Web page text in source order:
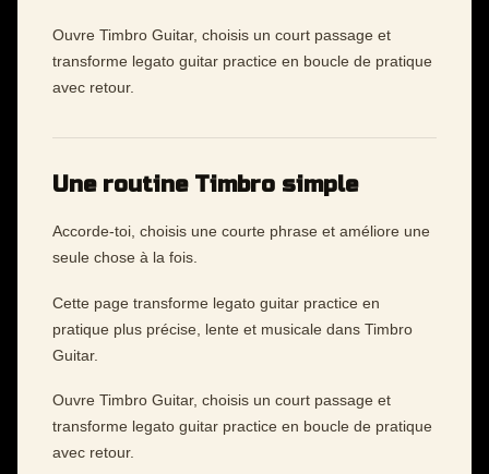
Ouvre Timbro Guitar, choisis un court passage et
transforme legato guitar practice en boucle de pratique
avec retour.
Une routine Timbro simple
Accorde-toi, choisis une courte phrase et améliore une
seule chose à la fois.
Cette page transforme legato guitar practice en
pratique plus précise, lente et musicale dans Timbro
Guitar.
Ouvre Timbro Guitar, choisis un court passage et
transforme legato guitar practice en boucle de pratique
avec retour.